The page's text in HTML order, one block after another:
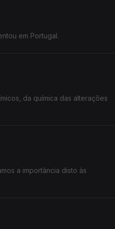
em Portugal.
da química das alterações
a importância disto às